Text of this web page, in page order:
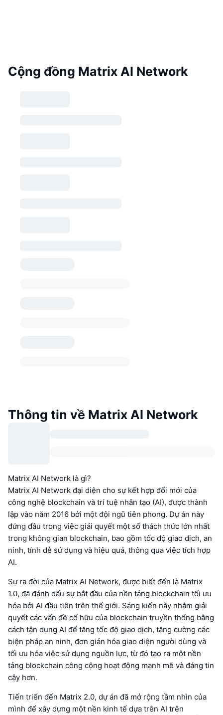
Cộng đồng Matrix AI Network
Thông tin về Matrix AI Network
Matrix AI Network là gì?
Matrix AI Network đại diện cho sự kết hợp đổi mới của
công nghệ blockchain và trí tuệ nhân tạo (AI), được thành
lập vào năm 2016 bởi một đội ngũ tiên phong. Dự án này
đứng đầu trong việc giải quyết một số thách thức lớn nhất
trong không gian blockchain, bao gồm tốc độ giao dịch, an
ninh, tính dễ sử dụng và hiệu quả, thông qua việc tích hợp
AI.
Sự ra đời của Matrix AI Network, được biết đến là Matrix
1.0, đã đánh dấu sự bắt đầu của nền tảng blockchain tối ưu
hóa bởi AI đầu tiên trên thế giới. Sáng kiến này nhằm giải
quyết các vấn đề cố hữu của blockchain truyền thống bằng
cách tận dụng AI để tăng tốc độ giao dịch, tăng cường các
biện pháp an ninh, đơn giản hóa giao diện người dùng và
tối ưu hóa việc sử dụng nguồn lực, từ đó tạo ra một nền
tảng blockchain công cộng hoạt động mạnh mẽ và đáng tin
cậy hơn.
Tiến triển đến Matrix 2.0, dự án đã mở rộng tầm nhìn của
mình để xây dựng một nền kinh tế dựa trên AI trên